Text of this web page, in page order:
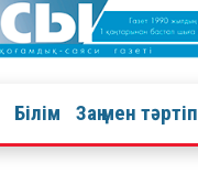
Білім Заң мен тәртіп